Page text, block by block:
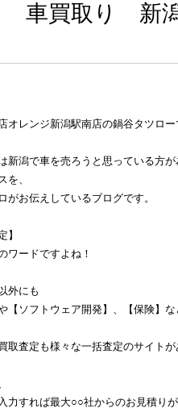
車買取り 新
オレンジ新潟駅南店の鍋谷タツロー
新潟で車を売ろうと思っている方が
を、
がお伝えしているブログです。
】
ワードですよね！
外にも
【ソフトウェア開発】、【保険】
取査定も様々な一括査定のサイトが
力すれば最大○○社からのお見積りが